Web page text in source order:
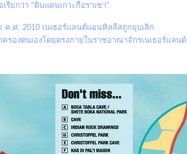
ยกว่า "ดินแดนเกาะกือราเซา"
ค.ศ. 2010 เนเธอร์แลนด์แอนทิลลีสถูกยุบเลิก
รองตนเองโดยตรงภายในราชอาณาจักรเนเธอร์แลนด์